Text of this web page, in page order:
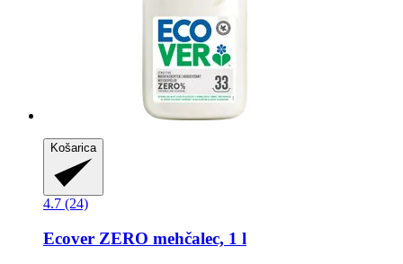
Košarica
4.7 (24)
Ecover ZERO mehčalec, 1 l